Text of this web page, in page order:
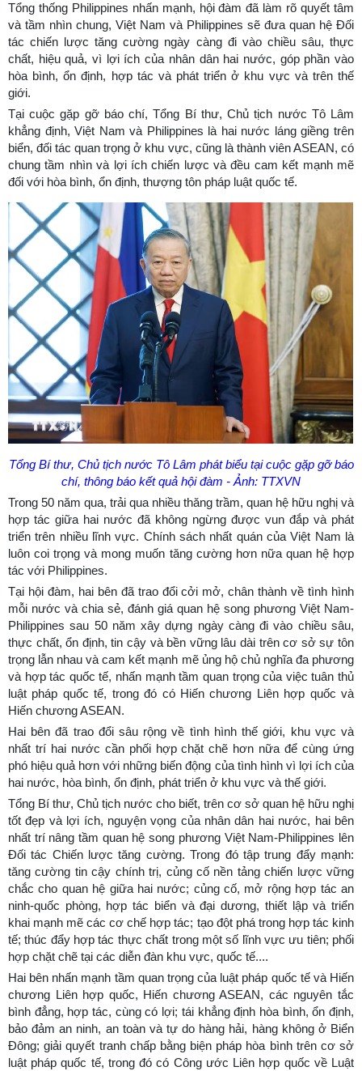
Tổng thống Philippines nhấn mạnh, hội đàm đã làm rõ quyết tâm
và tầm nhìn chung, Việt Nam và Philippines sẽ đưa quan hệ Đối
tác chiến lược tăng cường ngày càng đi vào chiều sâu, thực
chất, hiệu quả, vì lợi ích của nhân dân hai nước, góp phần vào
hòa bình, ổn định, hợp tác và phát triển ở khu vực và trên thế
giới.
Tại cuộc gặp gỡ báo chí, Tổng Bí thư, Chủ tịch nước Tô Lâm
khẳng định, Việt Nam và Philippines là hai nước láng giềng trên
biển, đối tác quan trọng ở khu vực, cũng là thành viên ASEAN, có
chung tầm nhìn và lợi ích chiến lược và đều cam kết mạnh mẽ
đối với hòa bình, ổn định, thượng tôn pháp luật quốc tế.
Tổng Bí thư, Chủ tịch nước Tô Lâm phát biểu tại cuộc gặp gỡ báo
chí, thông báo kết quả hội đàm - Ảnh: TTXVN
Trong 50 năm qua, trải qua nhiều thăng trầm, quan hệ hữu nghị và
hợp tác giữa hai nước đã không ngừng được vun đắp và phát
triển trên nhiều lĩnh vực. Chính sách nhất quán của Việt Nam là
luôn coi trọng và mong muốn tăng cường hơn nữa quan hệ hợp
tác với Philippines.
Tại hội đàm, hai bên đã trao đổi cởi mở, chân thành về tình hình
mỗi nước và chia sẻ, đánh giá quan hệ song phương Việt Nam-
Philippines sau 50 năm xây dựng ngày càng đi vào chiều sâu,
thực chất, ổn định, tin cậy và bền vững lâu dài trên cơ sở sự tôn
trọng lẫn nhau và cam kết mạnh mẽ ủng hộ chủ nghĩa đa phương
và hợp tác quốc tế, nhấn mạnh tầm quan trọng của việc tuân thủ
luật pháp quốc tế, trong đó có Hiến chương Liên hợp quốc và
Hiến chương ASEAN.
Hai bên đã trao đổi sâu rộng về tình hình thế giới, khu vực và
nhất trí hai nước cần phối hợp chặt chẽ hơn nữa để cùng ứng
phó hiệu quả hơn với những biến động của tình hình vì lợi ích của
hai nước, hòa bình, ổn định, phát triển ở khu vực và thế giới.
Tổng Bí thư, Chủ tịch nước cho biết, trên cơ sở quan hệ hữu nghị
tốt đẹp và lợi ích, nguyện vọng của nhân dân hai nước, hai bên
nhất trí nâng tầm quan hệ song phương Việt Nam-Philippines lên
Đối tác Chiến lược tăng cường. Trong đó tập trung đẩy mạnh:
tăng cường tin cậy chính trị, củng cố nền tảng chiến lược vững
chắc cho quan hệ giữa hai nước; củng cố, mở rộng hợp tác an
ninh-quốc phòng, hợp tác biển và đại dương, thiết lập và triển
khai mạnh mẽ các cơ chế hợp tác; tạo đột phá trong hợp tác kinh
tế; thúc đẩy hợp tác thực chất trong một số lĩnh vực ưu tiên; phối
hợp chặt chẽ tại các diễn đàn khu vực, quốc tế....
Hai bên nhấn mạnh tầm quan trọng của luật pháp quốc tế và Hiến
chương Liên hợp quốc, Hiến chương ASEAN, các nguyên tắc
bình đẳng, hợp tác, cùng có lợi; tái khẳng định hòa bình, ổn định,
bảo đảm an ninh, an toàn và tự do hàng hải, hàng không ở Biển
Đông; giải quyết tranh chấp bằng biện pháp hòa bình trên cơ sở
luật pháp quốc tế, trong đó có Công ước Liên hợp quốc về Luật